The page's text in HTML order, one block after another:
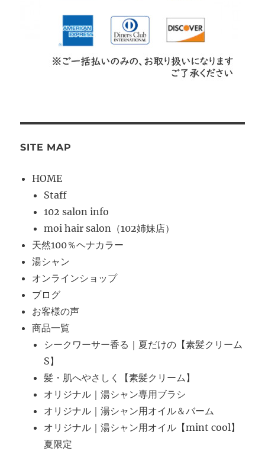
SITE MAP
HOME
Staff
102 salon info
moi hair salon（102姉妹店）
天然100％ヘナカラー
湯シャン
オンラインショップ
ブログ
お客様の声
商品一覧
シークワーサー香る｜夏だけの【素髪クリーム
S】
髪・肌へやさしく【素髪クリーム】
オリジナル｜湯シャン専用ブラシ
オリジナル｜湯シャン用オイル＆バーム
オリジナル｜湯シャン用オイル【mint cool】
夏限定